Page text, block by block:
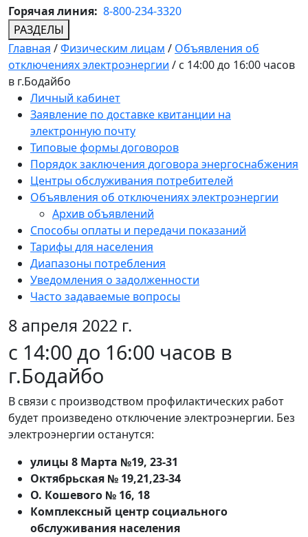
Горячая линия: 8-800-234-3320
РАЗДЕЛЫ
Главная /Физическим лицам / Объявления об
отключениях электроэнергии / с 14:00 до 16:00 часов
в г.Бодайбо
Личный кабинет
Заявление по доставке квитанции на
электронную почту
Типовые формы договоров
Порядок заключения договора энергоснабжения
Центры обслуживания потребителей
Объявления об отключениях электроэнергии
Архив объявлений
Способы оплаты и передачи показаний
Тарифы для населения
Диапазоны потребления
Уведомления о задолженности
Часто задаваемые вопросы
8 апреля 2022 г.
с 14:00 до 16:00 часов в
г.Бодайбо
В связи с производством профилактических работ
будет произведено отключение электроэнергии. Без
электроэнергии останутся:
улицы 8 Марта №19, 23-31
Октябрьская № 19,21,23-34
О. Кошевого № 16, 18
Комплексный центр социального
обслуживания населения